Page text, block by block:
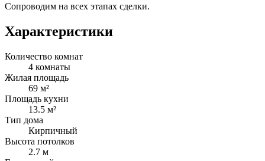
Сопроводим на всех этапах сделки.
Характеристики
Количество комнат
4 комнаты
Жилая площадь
69 м²
Площадь кухни
13.5 м²
Тип дома
Кирпичный
Высота потолков
2.7 м